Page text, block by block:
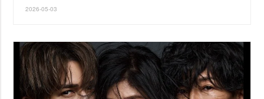
2026-05-03